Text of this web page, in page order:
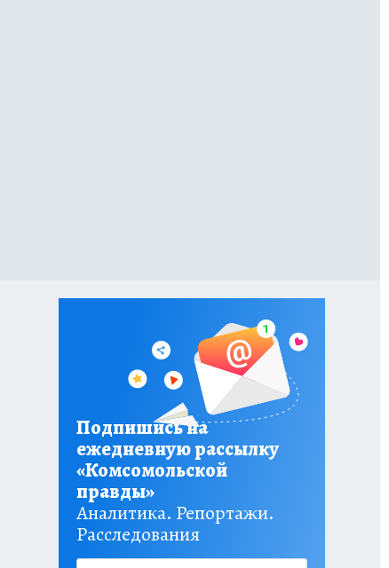
Подпишись на
ежедневную рассылку
«Комсомольской
правды»
Аналитика. Репортажи.
Расследования